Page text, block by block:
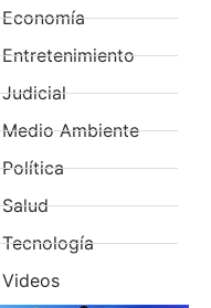
Economía
Entretenimiento
Judicial
Medio Ambiente
Política
Salud
Tecnología
Videos